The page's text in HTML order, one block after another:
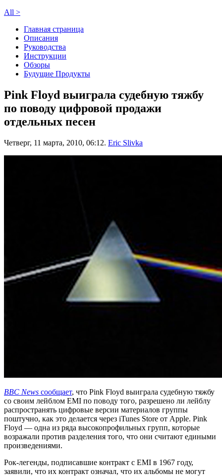
All >
Главная страница
Описания
Руководства
Инструкции
Обзоры
Будущие Продукты
Pink Floyd выиграла судебную тяжбу
по поводу цифровой продажи
отдельных песен
Четверг, 11 марта, 2010, 06:12. Eric Slivka
BBC News сообщает, что Pink Floyd выиграла судебную тяжбу
со своим лейблом EMI по поводу того, разрешено ли лейблу
распространять цифровые версии материалов группы
поштучно, как это делается через iTunes Store от Apple. Pink
Floyd — одна из ряда высокопрофильных групп, которые
возражали против разделения того, что они считают едиными
произведениями.
Рок-легенды, подписавшие контракт с EMI в 1967 году,
заявили, что их контракт означал, что их альбомы не могут